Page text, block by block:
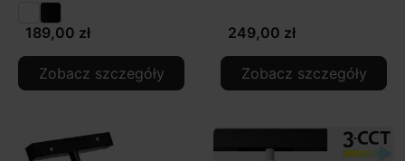
189,00 zł
Zobacz szczegóły
249,00 zł
Zobacz szczegóły